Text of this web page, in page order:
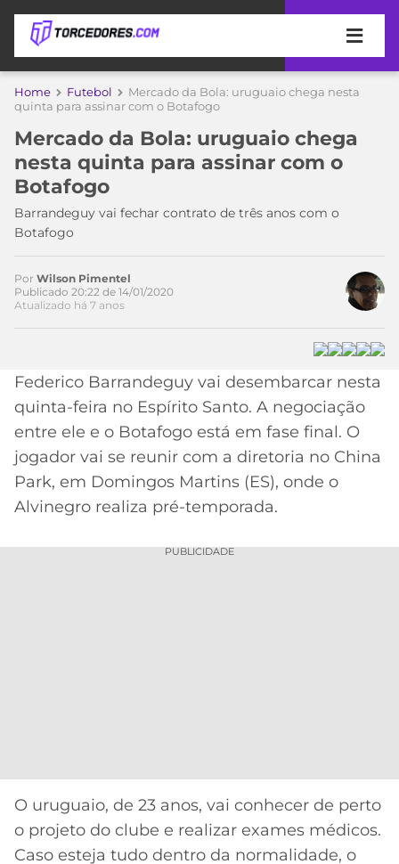
APOSTAS
DE
APOSTA
MELHORES
SITES
DE
APOSTAS
2026
BETBOOM
CÓDIGO
INDICAÇÃO
BET365
MELHORES
CASSINOS
ONLINE
2026
COPA
DO
MUNDO
TIMES
MEU
TIME
PALMEIRAS
CORINTHIANS
SÃO
PAULO
SANTOS
GRÊMIO
CAMPEONATOS
SÉRIE
A
LIBERTADORES
DO
CAMPEÕES
LALIGA
ESPORTIVA
MERCADO
DA
BOLA
PALPITES
Home Futebol
Mercado da Bola: uruguaio chega nesta
quinta para assinar com o Botafogo
Mercado da Bola: uruguaio chega
nesta quinta para assinar com o
Botafogo
Barrandeguy vai fechar contrato de três anos com o
Botafogo
Acesse o perfil do autor
no Twitter
Por Wilson Pimentel
Publicado 20:22 de 14/01/2020
Atualizado há 7 anos
Federico Barrandeguy vai desembarcar nesta
quinta-feira no Espírito Santo. A negociação
entre ele e o Botafogo está em fase final. O
jogador vai se reunir com a diretoria no China
Park, em Domingos Martins (ES), onde o
Alvinegro realiza pré-temporada.
PUBLICIDADE
O uruguaio, de 23 anos, vai conhecer de perto
o projeto do clube e realizar exames médicos.
Caso esteja tudo dentro da normalidade, o